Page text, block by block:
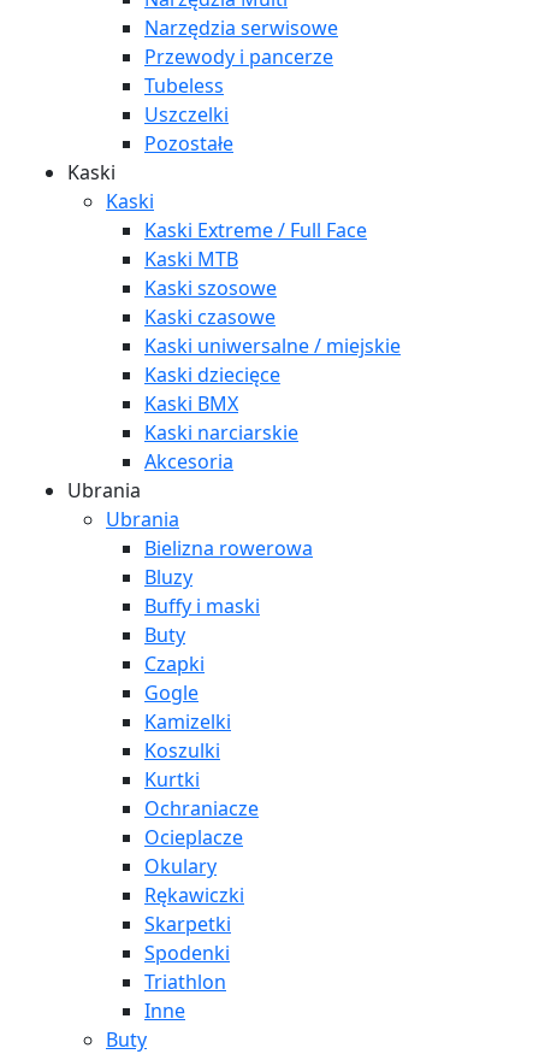
Narzędzia serwisowe
Przewody i pancerze
Tubeless
Uszczelki
Pozostałe
Kaski
Kaski
Kaski Extreme / Full Face
Kaski MTB
Kaski szosowe
Kaski czasowe
Kaski uniwersalne / miejskie
Kaski dziecięce
Kaski BMX
Kaski narciarskie
Akcesoria
Ubrania
Ubrania
Bielizna rowerowa
Bluzy
Buffy i maski
Buty
Czapki
Gogle
Kamizelki
Koszulki
Kurtki
Ochraniacze
Ocieplacze
Okulary
Rękawiczki
Skarpetki
Spodenki
Triathlon
Inne
Buty